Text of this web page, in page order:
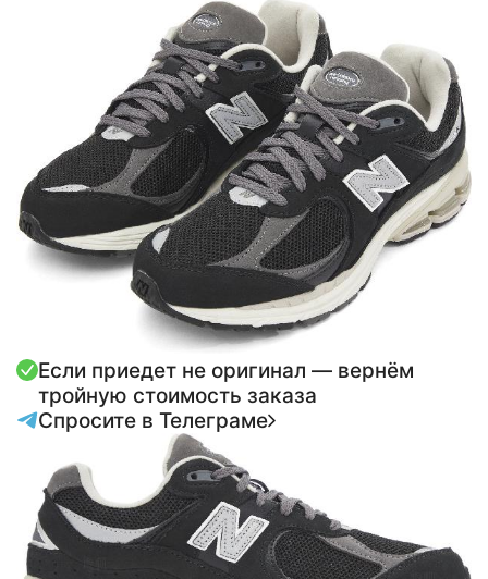
Если приедет не оригинал — вернём
тройную стоимость заказа
Спросите в Телеграме